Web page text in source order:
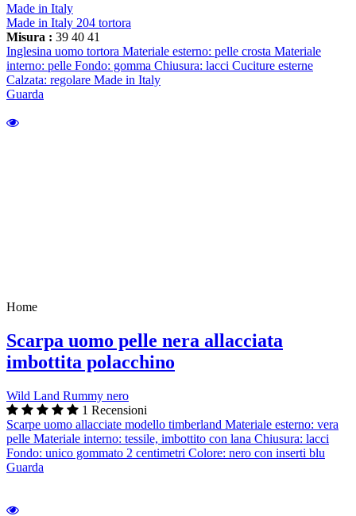
Made in Italy
Made in Italy 204 tortora
Misura : 39 40 41
Inglesina uomo tortora Materiale esterno: pelle crosta Materiale
interno: pelle Fondo: gomma Chiusura: lacci Cuciture esterne
Calzata: regolare Made in Italy
Guarda
Home
Scarpa uomo pelle nera allacciata
imbottita polacchino
Wild Land Rummy nero
1 Recensioni
Scarpe uomo allacciate modello timberland Materiale esterno: vera
pelle Materiale interno: tessile, imbottito con lana Chiusura: lacci
Fondo: unico gommato 2 centimetri Colore: nero con inserti blu
Guarda